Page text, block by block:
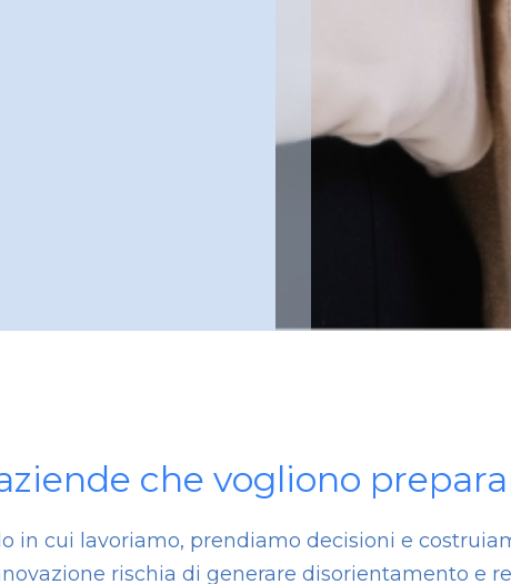
che vogliono
in cui lavoriamo, prendiamo decisioni e
rischia di generare disorientamento e